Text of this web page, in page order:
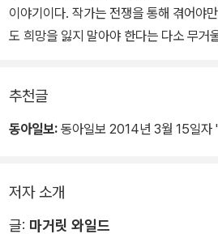
이야기이다. 작가는 전쟁을 통해 겪어야
도 희망을 잃지 말아야 한다는 다소 무거
도서관에 폭탄이 떨어지고, 모든 것이 불
지와 함께 집을 떠나야 했다. 집을 떠나기
피터와 아버지는 도시를 빠져나가 사람
추천글
동아일보: 동아일보 2014년 3월 15일자
저자 소개
글: 마거릿 와일드